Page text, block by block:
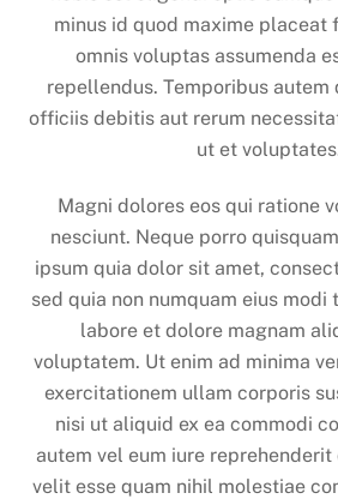
minus id quod maxime placeat
omnis voluptas assumenda
repellendus. Temporibus autem
officiis debitis aut rerum
ut et
Magni dolores eos qui ratione
nesciunt. Neque porro
ipsum quia dolor sit amet,
sed quia non numquam eius
labore et dolore magnam
voluptatem. Ut enim ad minima
exercitationem ullam corporis
nisi ut aliquid ex ea commodi
autem vel eum iure
velit esse quam nihil molestiae